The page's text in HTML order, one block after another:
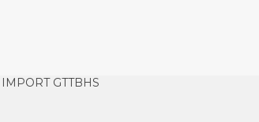
GTTBHS